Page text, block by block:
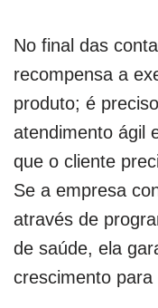
No final das
recompensa a
produto; é
atendimento ágil
que o cliente
Se a empresa
através de
de saúde, ela
crescimento